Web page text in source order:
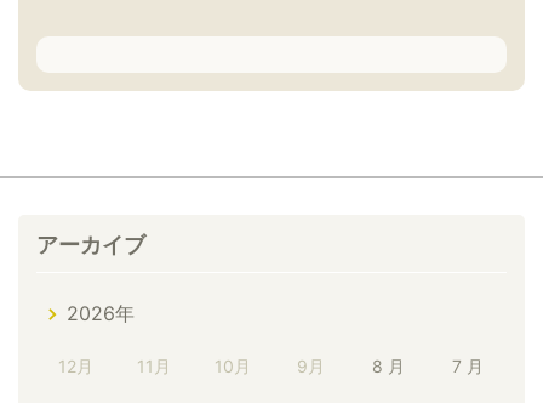
アーカイブ
2026年
12月 11月 10月 9月 8 月 7 月